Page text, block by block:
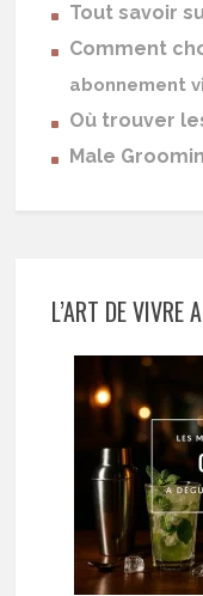
Tout savoir
Comment
abonnement
Où trouver
Male
L’ART DE VIVRE